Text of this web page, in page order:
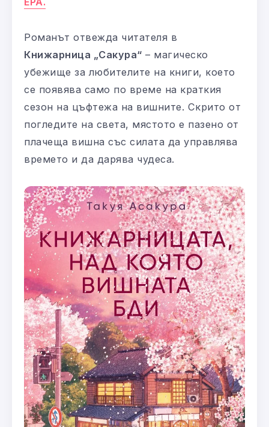
Романът отвежда читателя в
Книжарница „Сакура“ – магическо
убежище за любителите на книги, което
се появява само по време на краткия
сезон на цъфтежа на вишните. Скрито от
погледите на света, мястото е пазено от
плачеща вишна със силата да управлява
времето и да дарява чудеса.